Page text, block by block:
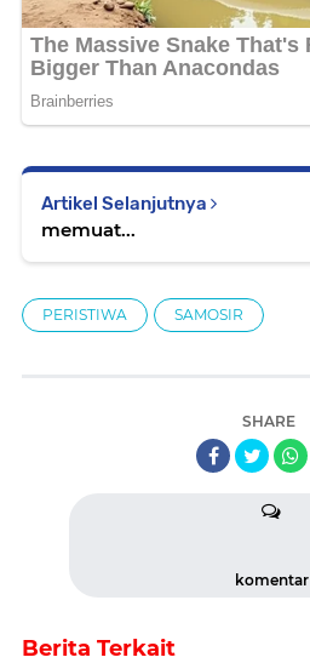
Artikel Selanjutnya
memuat...
PERISTIWA SAMOSIR
SHARE
komentar
Berita Terkait